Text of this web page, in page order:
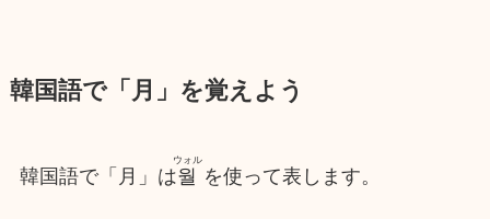
韓国語で「月」を覚えよう
韓国語で「月」は월
ウォル
を使って表します。